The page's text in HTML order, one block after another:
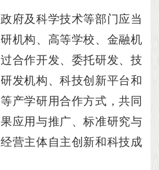
及科学技术等部门应当
机构、高等学校、金融机
合作开发、委托研发、技
发机构、科技创新平台和
产学研用合作方式，共同
应用与推广、标准研究与
营主体自主创新和科技成